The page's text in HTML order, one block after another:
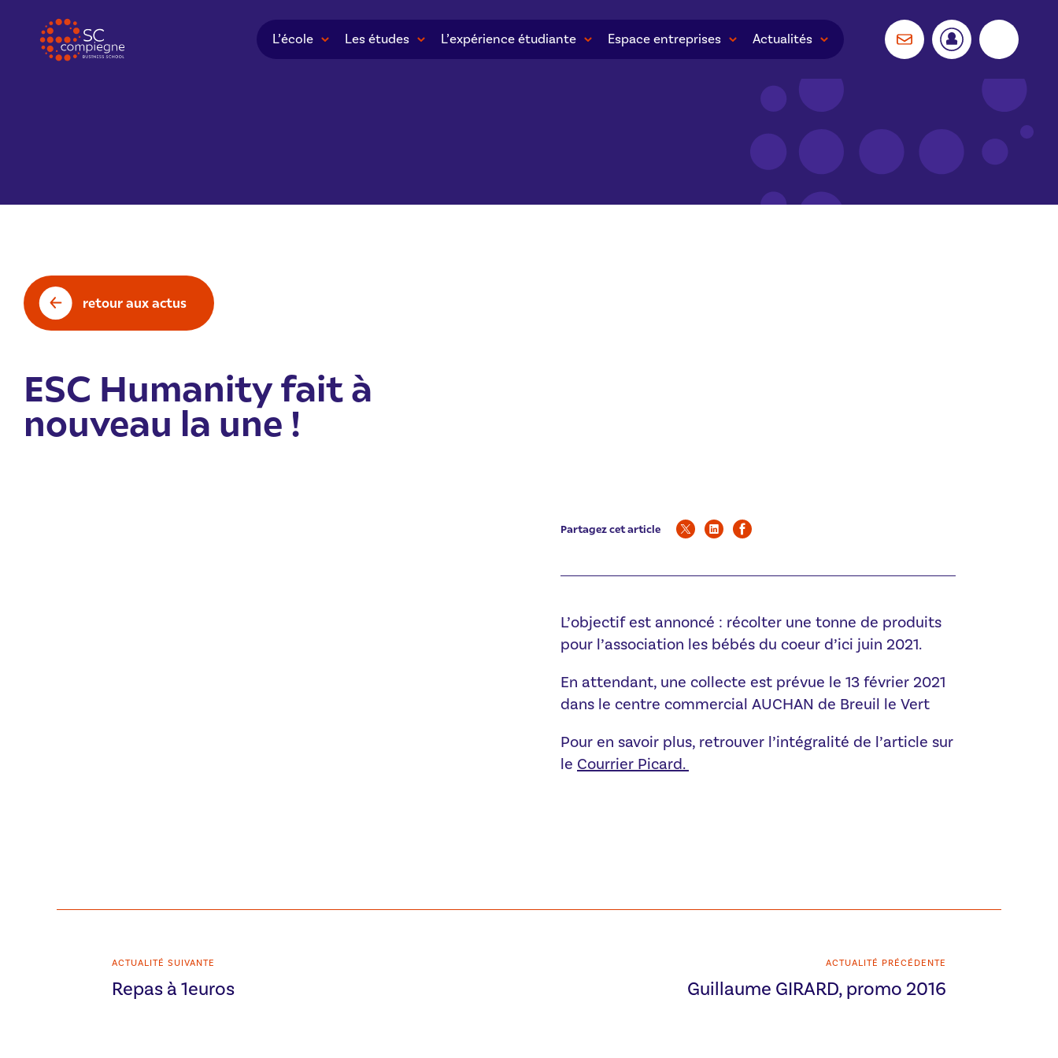
L’école Les études L’expérience étudiante Espace entreprises Actualités
retour aux actus
ESC Humanity fait à
nouveau la une !
Partagez cet article
L’objectif est annoncé : récolter une tonne de produits
pour l’association les bébés du coeur d’ici juin 2021.
En attendant, une collecte est prévue le 13 février 2021
dans le centre commercial AUCHAN de Breuil le Vert
Pour en savoir plus, retrouver l’intégralité de l’article sur
le Courrier Picard.
ACTUALITÉ SUIVANTE
Repas à 1euros
ACTUALITÉ PRÉCÉDENTE
Guillaume GIRARD, promo 2016